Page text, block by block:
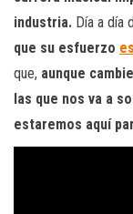
industria. Día a día
que su esfuerzo
que, aunque
las que nos va a
estaremos aquí